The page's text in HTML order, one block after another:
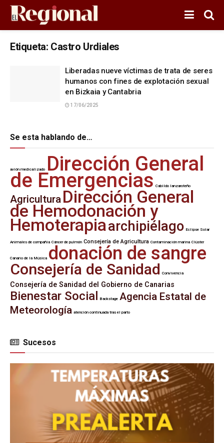
Etiqueta: Castro Urdiales
Liberadas nueve víctimas de trata de seres
humanos con fines de explotación sexual
en Bizkaia y Cantabria
17/06/2025
Se esta hablando de…
avión medicalizado Dirección General
de Emergencias Cabildo lanzaroteño
Agricultura Dirección General
de Hemodonación y
Hemoterapiaarchipiélago Eclipse Solar
Animales de compañía Cáncer de pulmón Consejería de Agricultura Contaminación marina Clúster
Canario de la Música donación de sangre
Consejería de Sanidad Convivencia
Consejería de Sanidad del Gobierno de Canarias
Bienestar Social Backstage Agencia Estatal de
Meteorología atención continuada tras el parto
Sucesos